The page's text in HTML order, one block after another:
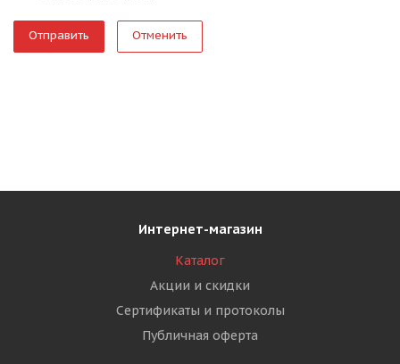
Отменить
Интернет-магазин
Каталог
Акции и скидки
Сертификаты и протоколы
Публичная оферта